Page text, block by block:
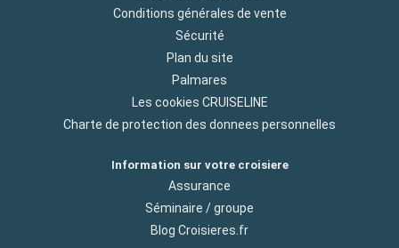
Conditions générales de vente
Sécurité
Plan du site
Palmares
Les cookies CRUISELINE
Charte de protection des donnees personnelles
Information sur votre croisiere
Assurance
Séminaire / groupe
Blog Croisieres.fr